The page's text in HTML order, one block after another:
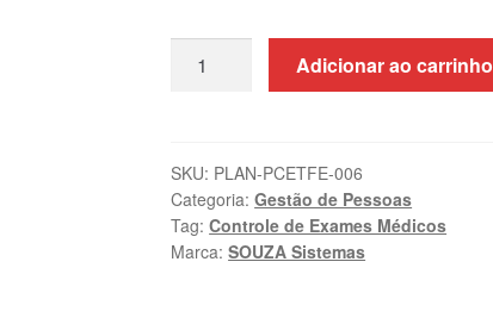
Exames,
Treinamentos
e
Férias
Adicionar ao carrinho
SKU: PLAN-PCETFE-006
Categoria:Gestão de Pessoas
Tag:Controle de Exames Médicos
Marca:SOUZA Sistemas